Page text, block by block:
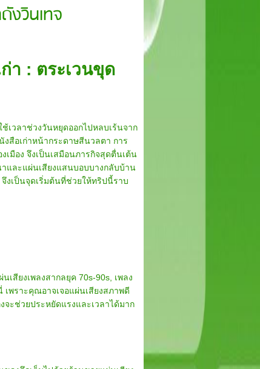
งวินเทจ
า : ตระเวนขุด
เวลาช่วงวันหยุดออกไปหลบเร้นจาก
สือเก่าหน้ากระดาษสีนวลตา การ
เมือง จึงเป็นเสมือนภารกิจสุดตื่นเต้น
และแผ่นเสียงแสนบอบบางกลับบ้าน
งเป็นจุดเริ่มต้นที่ช่วยให้ทริปนี้ราบ
สียงเพลงสากลยุค 70s-90s, เพลง
พราะคุณอาจเจอแผ่นเสียงสภาพดี
จะช่วยประหยัดแรงและเวลาได้มาก